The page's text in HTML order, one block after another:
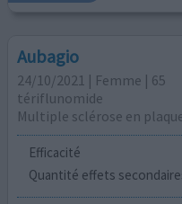
Aubagio
24/10/2021 | Femme | 65
tériflunomide
Multiple sclérose en
Efficacité
Quantité effets